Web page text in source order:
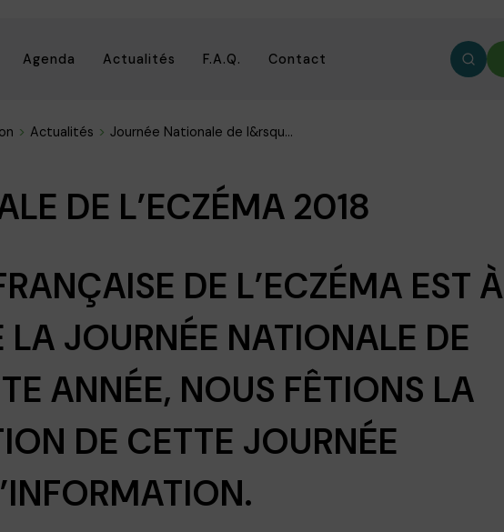
Agenda Actualités F.A.Q. Contact
Actualités Journée Nationale de l&rsqu...
DE L’ECZÉMA 2018
DE L’ECZÉMA EST À
LA JOURNÉE NATIONALE DE
ANNÉE, NOUS FÊTIONS LA
DE CETTE JOURNÉE